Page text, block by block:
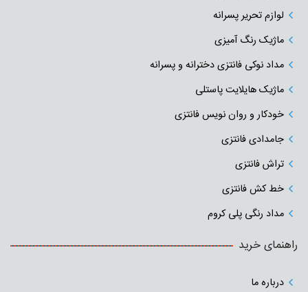
لوازم تحریر پسرانه
ماژیک رنگ آمیزی
مداد نوکی فانتزی دخترانه و پسرانه
ماژیک هایلایت پاستلی
خودکار و روان نویس فانتزی
جامدادی‌ فانتزی
تراش فانتزی
خط کش فانتزی
مداد رنگی پلی کروم
راهنمای خرید
درباره ما